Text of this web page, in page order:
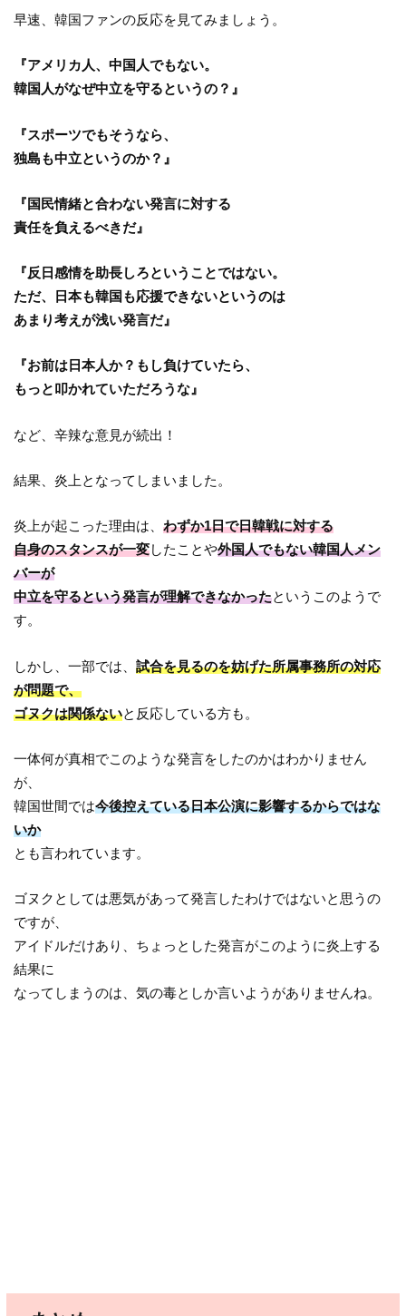
早速、韓国ファンの反応を見てみましょう。
『アメリカ人、中国人でもない。
韓国人がなぜ中立を守るというの？』
『スポーツでもそうなら、
独島も中立というのか？』
『国民情緒と合わない発言に対する
責任を負えるべきだ』
『反日感情を助長しろということではない。
ただ、日本も韓国も応援できないというのは
あまり考えが浅い発言だ』
『お前は日本人か？もし負けていたら、
もっと叩かれていただろうな』
など、辛辣な意見が続出！
結果、炎上となってしまいました。
炎上が起こった理由は、わずか1日で日韓戦に対する
自身のスタンスが一変したことや外国人でもない韓国人メン
バーが
中立を守るという発言が理解できなかったというこのようで
す。
しかし、一部では、試合を見るのを妨げた所属事務所の対応
が問題で、
ゴヌクは関係ないと反応している方も。
一体何が真相でこのような発言をしたのかはわかりません
が、
韓国世間では今後控えている日本公演に影響するからではな
いか
とも言われています。
ゴヌクとしては悪気があって発言したわけではないと思うの
ですが、
アイドルだけあり、ちょっとした発言がこのように炎上する
結果に
なってしまうのは、気の毒としか言いようがありませんね。